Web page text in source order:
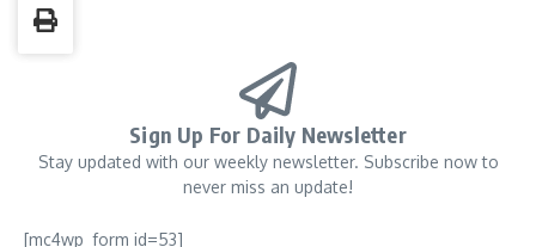
Sign Up For Daily Newsletter
Stay updated with our weekly newsletter. Subscribe now to
never miss an update!
[mc4wp_form id=53]